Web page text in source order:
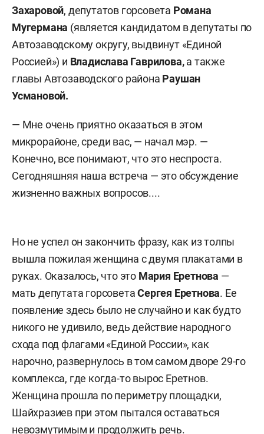
Захаровой, депутатов горсовета Романа
Мугермана (является кандидатом в депутаты по
Автозаводскому округу, выдвинут «Единой
Россией») и Владислава Гаврилова,а также
главы Автозаводского района Раушан
Усмановой.
— Мне очень приятно оказаться в этом
микрорайоне, среди вас, — начал мэр. —
Конечно, все понимают, что это неспроста.
Сегодняшняя наша встреча — это обсуждение
жизненно важных вопросов....
Но не успел он закончить фразу, как из толпы
вышла пожилая женщина с двумя плакатами в
руках. Оказалось, что это Мария Еретнова —
мать депутата горсоветаСергея Еретнова. Ее
появление здесь было не случайно и как будто
никого не удивило, ведь действие народного
схода под флагами «Единой России», как
нарочно, развернулось в том самом дворе 29-го
комплекса, где когда-то вырос Еретнов.
Женщина прошла по периметру площадки,
Шайхразиев при этом пытался оставаться
невозмутимым и продолжить речь.